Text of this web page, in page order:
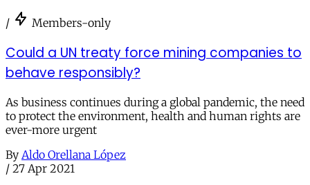
/ Members-only
Could a UN treaty force mining companies to
behave responsibly?
As business continues during a global pandemic, the need
to protect the environment, health and human rights are
ever-more urgent
By Aldo Orellana López
/ 27 Apr 2021